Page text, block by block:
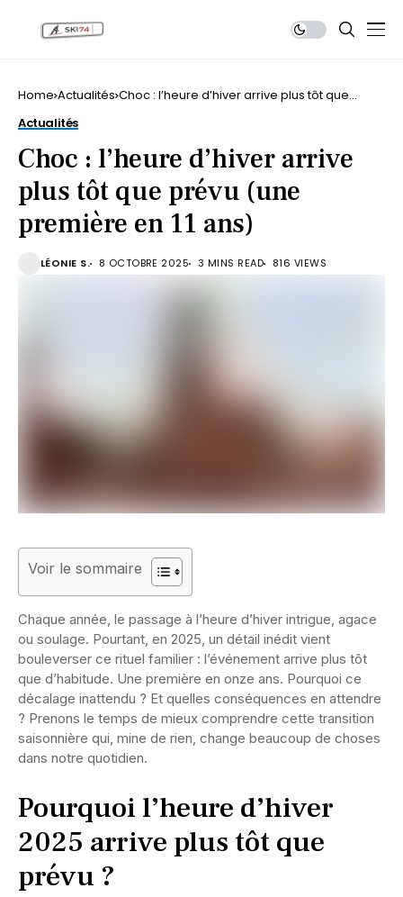
Home Actualités Choc : l’heure d’hiver arrive plus tôt que
Actualités
Choc : l’heure d’hiver arrive
plus tôt que prévu (une
première en 11 ans)
LÉONIE S. 8 OCTOBRE 2025 3 MINS READ 816 VIEWS
Voir le sommaire
Chaque année, le passage à l’heure d’hiver intrigue, agace
ou soulage. Pourtant, en 2025, un détail inédit vient
bouleverser ce rituel familier : l’événement arrive plus tôt
que d’habitude. Une première en onze ans. Pourquoi ce
décalage inattendu ? Et quelles conséquences en attendre
? Prenons le temps de mieux comprendre cette transition
saisonnière qui, mine de rien, change beaucoup de choses
dans notre quotidien.
Pourquoi l’heure d’hiver
2025 arrive plus tôt que
prévu ?